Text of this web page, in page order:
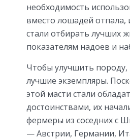
необходимость
вместо лошадей отпала,
стали отбирать лучших
показателям надоев и
Чтобы улучшить породу,
лучшие экземпляры.
этой масти стали
достоинствами, их
фермеры из соседних с
— Австрии, Германии,